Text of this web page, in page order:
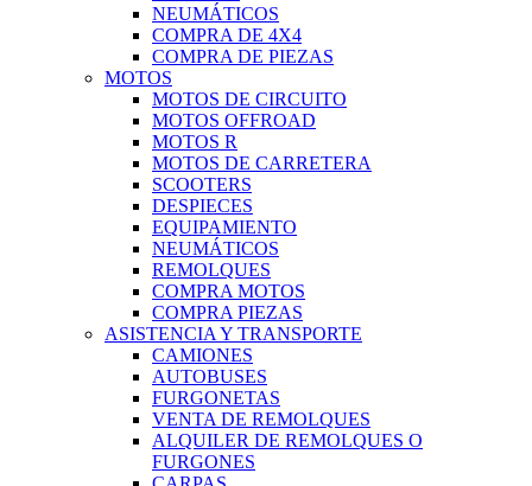
NEUMÁTICOS
COMPRA DE 4X4
COMPRA DE PIEZAS
MOTOS
MOTOS DE CIRCUITO
MOTOS OFFROAD
MOTOS R
MOTOS DE CARRETERA
SCOOTERS
DESPIECES
EQUIPAMIENTO
NEUMÁTICOS
REMOLQUES
COMPRA MOTOS
COMPRA PIEZAS
ASISTENCIA Y TRANSPORTE
CAMIONES
AUTOBUSES
FURGONETAS
VENTA DE REMOLQUES
ALQUILER DE REMOLQUES O
FURGONES